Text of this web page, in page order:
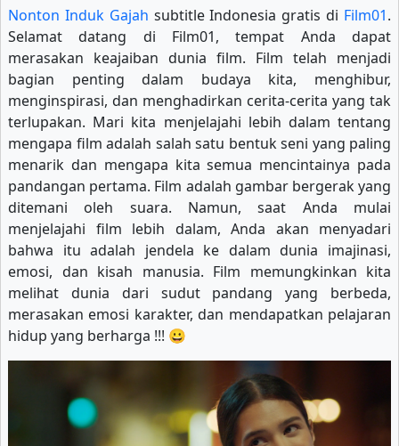
Nonton Induk Gajah subtitle Indonesia gratis di Film01.
Selamat datang di Film01, tempat Anda dapat
merasakan keajaiban dunia film. Film telah menjadi
bagian penting dalam budaya kita, menghibur,
menginspirasi, dan menghadirkan cerita-cerita yang tak
terlupakan. Mari kita menjelajahi lebih dalam tentang
mengapa film adalah salah satu bentuk seni yang paling
menarik dan mengapa kita semua mencintainya pada
pandangan pertama. Film adalah gambar bergerak yang
ditemani oleh suara. Namun, saat Anda mulai
menjelajahi film lebih dalam, Anda akan menyadari
bahwa itu adalah jendela ke dalam dunia imajinasi,
emosi, dan kisah manusia. Film memungkinkan kita
melihat dunia dari sudut pandang yang berbeda,
merasakan emosi karakter, dan mendapatkan pelajaran
hidup yang berharga !!! 😀